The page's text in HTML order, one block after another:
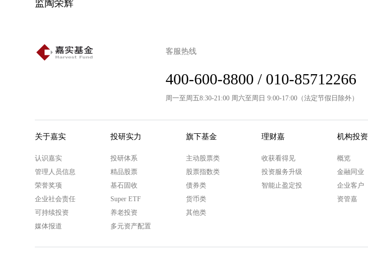
监陶荣辉
客服热线
400-600-8800 / 010-85712266
周一至周五8:30-21:00 周六至周日 9:00-17:00（法定节假日除外）
关于嘉实
认识嘉实
管理人员信息
荣誉奖项
企业社会责任
可持续投资
媒体报道
投研实力
投研体系
精品股票
基石固收
Super ETF
养老投资
多元资产配置
旗下基金
主动股票类
股票指数类
债券类
货币类
其他类
理财嘉
收获看得见
投资服务升级
智能止盈定投
机构投资
概览
金融同业
企业客户
资管嘉